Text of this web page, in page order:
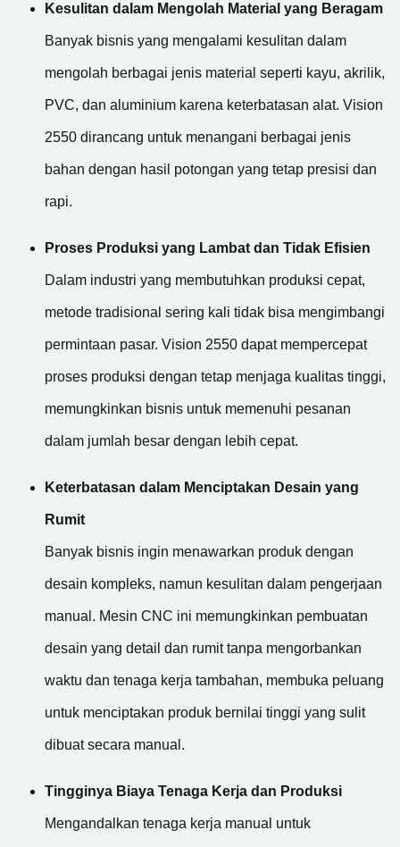
Kesulitan dalam Mengolah Material yang Beragam
Banyak bisnis yang mengalami kesulitan dalam
mengolah berbagai jenis material seperti kayu, akrilik,
PVC, dan aluminium karena keterbatasan alat. Vision
2550 dirancang untuk menangani berbagai jenis
bahan dengan hasil potongan yang tetap presisi dan
rapi.
Proses Produksi yang Lambat dan Tidak Efisien
Dalam industri yang membutuhkan produksi cepat,
metode tradisional sering kali tidak bisa mengimbangi
permintaan pasar. Vision 2550 dapat mempercepat
proses produksi dengan tetap menjaga kualitas tinggi,
memungkinkan bisnis untuk memenuhi pesanan
dalam jumlah besar dengan lebih cepat.
Keterbatasan dalam Menciptakan Desain yang
Rumit
Banyak bisnis ingin menawarkan produk dengan
desain kompleks, namun kesulitan dalam pengerjaan
manual. Mesin CNC ini memungkinkan pembuatan
desain yang detail dan rumit tanpa mengorbankan
waktu dan tenaga kerja tambahan, membuka peluang
untuk menciptakan produk bernilai tinggi yang sulit
dibuat secara manual.
Tingginya Biaya Tenaga Kerja dan Produksi
Mengandalkan tenaga kerja manual untuk